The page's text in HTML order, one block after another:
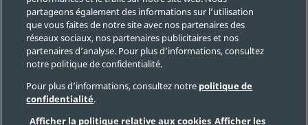
Préférences de cookies
Ne pas vendre ou communiquer mes données
personnelles
partageons également des informations sur l’utilisation
que vous faites de notre site avec nos partenaires des
réseaux sociaux, nos partenaires publicitaires et nos
partenaires d’analyse. Pour plus d’informations, consultez
notre politique de confidentialité.
Pour plus d’informations, consultez notre politique de
confidentialité.
Afficher la politique relative aux cookies Afficher les